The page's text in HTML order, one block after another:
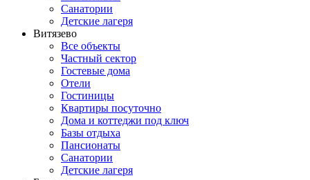
Санатории
Детские лагеря
Витязево
Все объекты
Частный сектор
Гостевые дома
Отели
Гостиницы
Квартиры посуточно
Дома и коттеджи под ключ
Базы отдыха
Пансионаты
Санатории
Детские лагеря